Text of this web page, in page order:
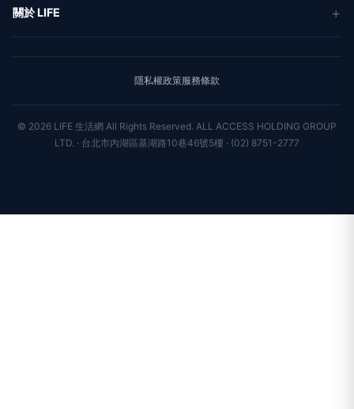
健康
關於 LIFE
隱私權政策服務條款
© 2026 LIFE 生活網 All Rights Reserved. ALL ACCESS HOLDING GROUP
LTD. · 台北市內湖區基湖路10巷46號5樓 · (02) 8751-2777